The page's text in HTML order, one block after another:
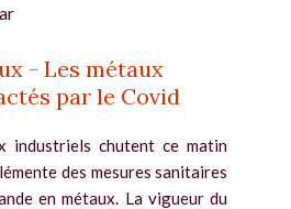
- Les métaux
par le Covid
chutent ce matin
des mesures sanitaires
en métaux. La vigueur du